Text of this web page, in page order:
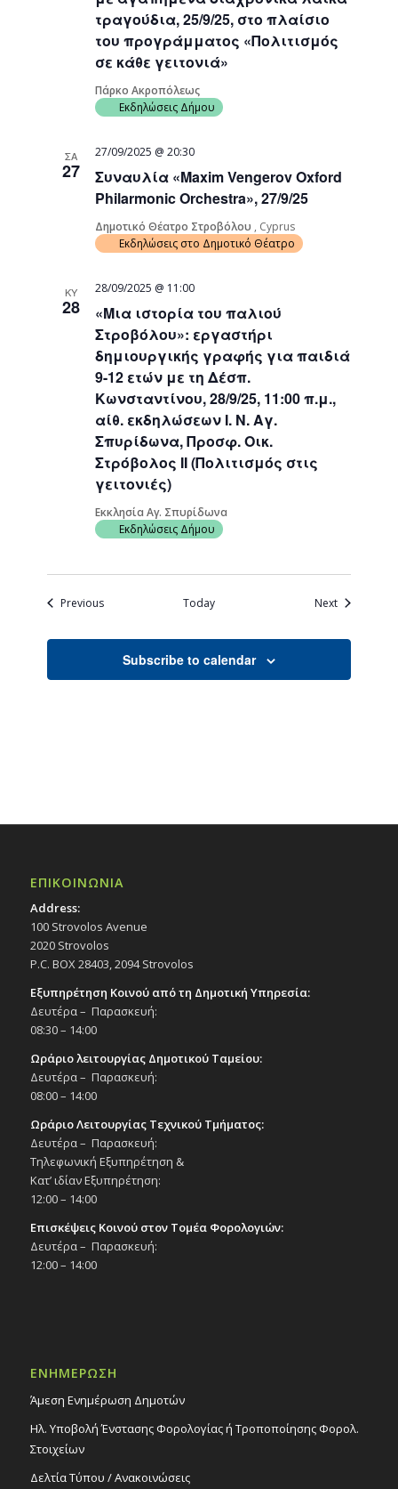
τραγούδια, 25/9/25, στο πλαίσιο
του προγράμματος «Πολιτισμός
σε κάθε γειτονιά»
Πάρκο Ακροπόλεως
Εκδηλώσεις Δήμου
ΣΑ
27
Συναυλία «Maxim Vengerov Oxford
Philarmonic Orchestra», 27/9/25
27/09/2025 @ 20:30
Δημοτικό Θέατρο Στροβόλου , Cyprus
Εκδηλώσεις στο Δημοτικό Θέατρο
ΚΥ
28
«Μια ιστορία του παλιού
Στροβόλου»: εργαστήρι
δημιουργικής γραφής για παιδιά
9-12 ετών με τη Δέσπ.
Κωνσταντίνου, 28/9/25, 11:00 π.μ.,
αίθ. εκδηλώσεων Ι. Ν. Αγ.
Σπυρίδωνα, Προσφ. Οικ.
Στρόβολος ΙΙ (Πολιτισμός στις
γειτονιές)
28/09/2025 @ 11:00
Εκκλησία Αγ. Σπυρίδωνα
Εκδηλώσεις Δήμου
PreviousEvents Today NextEvents
Subscribe to calendar
ΕΠΙΚΟΙΝΩΝΙΑ
Address:
100 Strovolos Avenue
2020 Strovolos
P.C. BOX 28403, 2094 Strovolos
Εξυπηρέτηση Κοινού από τη Δημοτική Υπηρεσία:
Δευτέρα – Παρασκευή:
08:30 – 14:00
Ωράριο λειτουργίας Δημοτικού Ταμείου:
Δευτέρα – Παρασκευή:
08:00 – 14:00
Ωράριο Λειτουργίας Τεχνικού Τμήματος:
Δευτέρα – Παρασκευή:
Τηλεφωνική Εξυπηρέτηση &
Κατ’ ιδίαν Εξυπηρέτηση:
12:00 – 14:00
Επισκέψεις Κοινού στον Τομέα Φορολογιών:
Δευτέρα – Παρασκευή:
12:00 – 14:00
ΕΝΗΜΕΡΩΣΗ
Άμεση Ενημέρωση Δημοτών
Ηλ. Υποβολή Ένστασης Φορολογίας ή Τροποποίησης Φορολ.
Στοιχείων
Δελτία Τύπου / Ανακοινώσεις